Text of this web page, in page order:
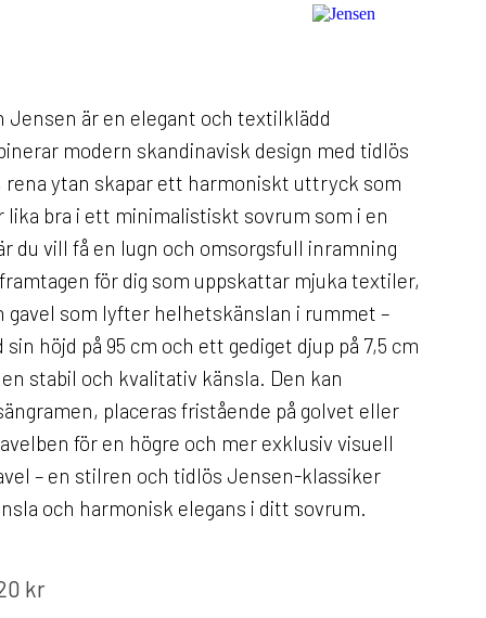
Jensen är en elegant och textilklädd
modern skandinavisk design med tidlös
ytan skapar ett harmoniskt uttryck som
lika bra i ett minimalistiskt sovrum som i en
du vill få en lugn och omsorgsfull inramning
för dig som uppskattar mjuka textiler,
gavel som lyfter helhetskänslan i rummet –
höjd på 95 cm och ett gediget djup på 7,5 cm
stabil och kvalitativ känsla. Den kan
placeras fristående på golvet eller
för en högre och mer exklusiv visuell
– en stilren och tidlös Jensen-klassiker
och harmonisk elegans i ditt sovrum.
kr